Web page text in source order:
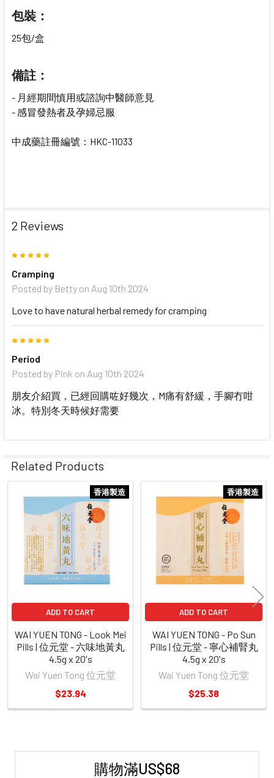
購物滿US$68
包裝：
25包/盒
備註：
- 月經期間慎用或諮詢中醫師意見
- 感冒發熱者及孕婦忌服
中成藥註冊編號：HKC-11033
2 Reviews
Cramping
Posted by Betty on Aug 10th 2024
Love to have natural herbal remedy for cramping
Period
Posted by Pink on Aug 10th 2024
朋友介紹買，已經回購咗好幾次，M痛有舒緩，手腳冇咁
冰。特別冬天時候好需要
Related Products
Related
Products
香港製造
ADD TO CART
WAI YUEN TONG - Look Mei
Pills | 位元堂 - 六味地黃丸
4.5g x 20's
Wai Yuen Tong 位元堂
$23.94
香港製造
ADD TO CART
WAI YUEN TONG - Po Sun
Pills | 位元堂 - 寧心補腎丸
4.5g x 20's
Wai Yuen Tong 位元堂
$25.38